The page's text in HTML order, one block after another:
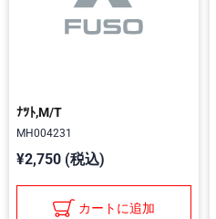
ﾅﾂﾄ,M/T
MH004231
¥2,750 (税込)
カートに追加